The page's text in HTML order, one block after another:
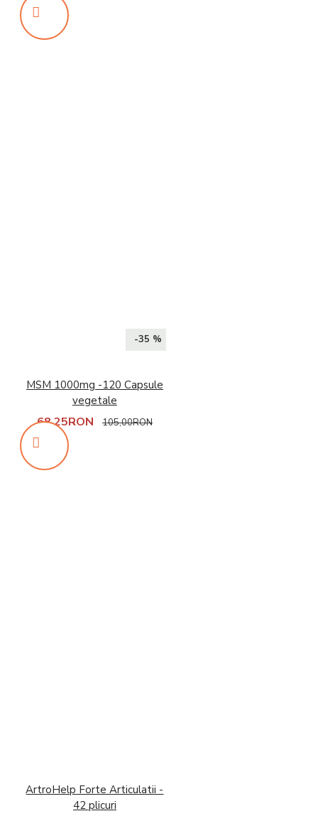
-35 %
MSM 1000mg -120 Capsule
vegetale
68,25RON 105,00RON
ArtroHelp Forte Articulatii -
42 plicuri